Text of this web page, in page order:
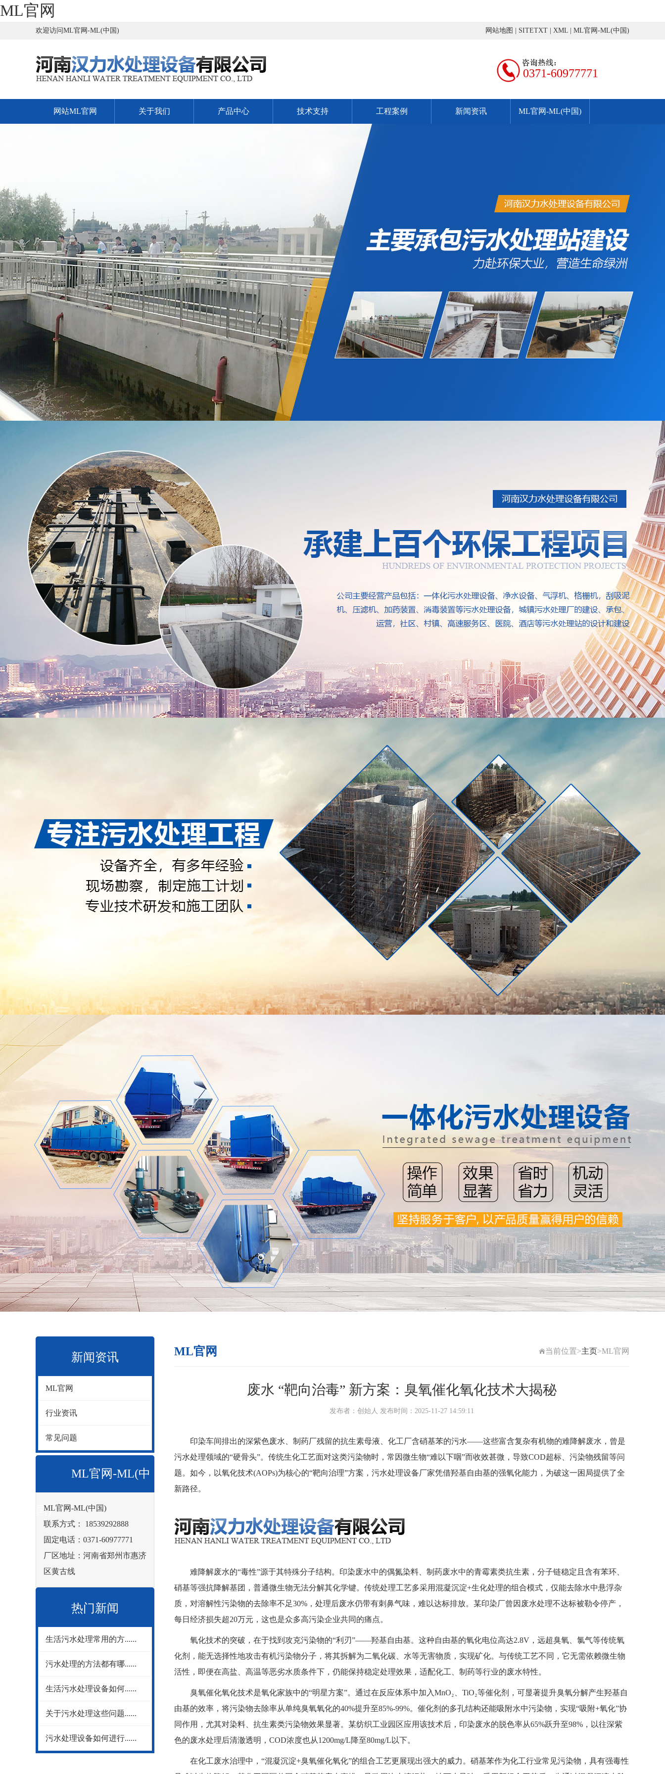
ML官网
欢迎访问ML官网-ML(中国) 网站地图 SITETXT XML ML官网-ML(中国)
0371-60977771
网站ML官网 关于我们 产品中心 技术支持 工程案例 新闻资讯 ML官网-ML(中国)
新闻资讯
ML官网
行业资讯
常见问题
ML官网-ML(中
国)
ML官网-ML(中国)
联系方式： 18539292888
固定电话：0371-60977771
厂区地址：河南省郑州市惠济
区黄古线
热门新闻
生活污水处理常用的方......
污水处理的方法都有哪......
生活污水处理设备如何......
关于污水处理这些问题......
污水处理设备如何进行......
ML官网 当前位置>主页>ML官网
废水 “靶向治毒” 新方案：臭氧催化氧化技术大揭秘
发布者：创始人 发布时间：2025-11-27 14:59:11
印染车间排出的深紫色废水、制药厂残留的抗生素母液、化工厂含硝基苯的污水——这些富含复杂有机物的难降解废水，曾是
污水处理领域的“硬骨头”。传统生化工艺面对这类污染物时，常因微生物“难以下咽”而收效甚微，导致COD超标、污染物残留等问
题。如今，以氧化技术(AOPs)为核心的“靶向治理”方案， 污水处理设备厂家凭借羟基自由基的强氧化能力，为破这一困局提供了全
新路径。
难降解废水的“毒性”源于其特殊分子结构。印染废水中的偶氮染料、制药废水中的青霉素类抗生素，分子链稳定且含有苯环、
硝基等强抗降解基团，普通微生物无法分解其化学键。传统处理工艺多采用混凝沉淀+生化处理的组合模式，仅能去除水中悬浮杂
质，对溶解性污染物的去除率不足30%，处理后废水仍带有刺鼻气味，难以达标排放。某印染厂曾因废水处理不达标被勒令停产，
每日经济损失超20万元，这也是众多高污染企业共同的痛点。
氧化技术的突破，在于找到攻克污染物的“利刃”——羟基自由基。这种自由基的氧化电位高达2.8V，远超臭氧、氯气等传统氧
化剂，能无选择性地攻击有机污染物分子，将其拆解为二氧化碳、水等无害物质，实现矿化。与传统工艺不同，它无需依赖微生物
活性，即便在高盐、高温等恶劣水质条件下，仍能保持稳定处理效果，适配化工、制药等行业的废水特性。
臭氧催化氧化技术是氧化家族中的“明星方案”。通过在反应体系中加入MnO₂、TiO₂等催化剂，可显著提升臭氧分解产生羟基自
由基的效率，将污染物去除率从单纯臭氧氧化的40%提升至85%-99%。催化剂的多孔结构还能吸附水中污染物，实现“吸附+氧化”协
同作用，尤其对染料、抗生素类污染物效果显著。某纺织工业园区应用该技术后，印染废水的脱色率从65%跃升至98%，以往深紫
色的废水处理后清澈透明，COD浓度也从1200mg/L降至80mg/L以下。
在化工废水治理中，“混凝沉淀+臭氧催化氧化”的组合工艺更展现出强大的威力。硝基苯作为化工行业常见污染物，具有强毒性